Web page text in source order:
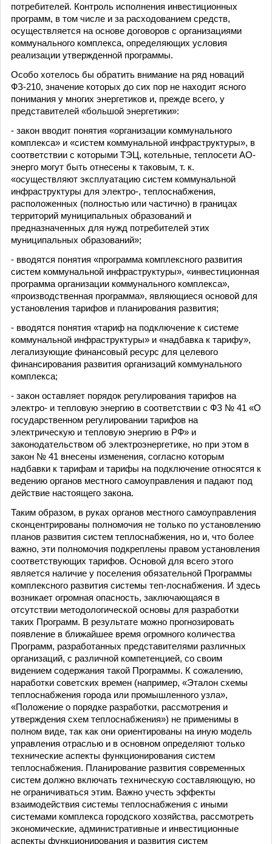
потребителей. Контроль исполнения инвестиционных
программ, в том числе и за расходованием средств,
осуществляется на основе договоров с организациями
коммунального комплекса, определяющих условия
реализации утвержденной программы.
Особо хотелось бы обратить внимание на ряд новаций
ФЗ-210, значение которых до сих пор не находит ясного
понимания у многих энергетиков и, прежде всего, у
представителей «большой энергетики»:
- закон вводит понятия «организации коммунального
комплекса» и «систем коммунальной инфраструктуры», в
соответствии с которыми ТЭЦ, котельные, теплосети АО-
энерго могут быть отнесены к таковым, т. к.
«осуществляют эксплуатацию систем коммунальной
инфраструктуры для электро-, теплоснабжения,
расположенных (полностью или частично) в границах
территорий муниципальных образований и
предназначенных для нужд потребителей этих
муниципальных образований»;
- вводятся понятия «программа комплексного развития
систем коммунальной инфраструктуры», «инвестиционная
программа организации коммунального комплекса»,
«производственная программа», являющиеся основой для
установления тарифов и планирования развития;
- вводятся понятия «тариф на подключение к системе
коммунальной инфраструктуры» и «надбавка к тарифу»,
легализующие финансовый ресурс для целевого
финансирования развития организаций коммунального
комплекса;
- закон оставляет порядок регулирования тарифов на
электро- и тепловую энергию в соответствии с ФЗ № 41 «О
государственном регулировании тарифов на
электрическую и тепловую энергию в РФ» и
законодательством об электроэнергетике, но при этом в
закон № 41 внесены изменения, согласно которым
надбавки к тарифам и тарифы на подключение относятся к
ведению органов местного самоуправления и падают под
действие настоящего закона.
Таким образом, в руках органов местного самоуправления
сконцентрированы полномочия не только по установлению
планов развития систем теплоснабжения, но и, что более
важно, эти полномочия подкреплены правом установления
соответствующих тарифов. Основой для всего этого
является наличие у поселения обязательной Программы
комплексного развития системы теп-лоснабжения. И здесь
возникает огромная опасность, заключающаяся в
отсутствии методологической основы для разработки
таких Программ. В результате можно прогнозировать
появление в ближайшее время огромного количества
Программ, разработанных представителями различных
организаций, с различной компетенцией, со своим
видением содержания такой Программы. К сожалению,
наработки советских времен (например, «Эталон схемы
теплоснабжения города или промышленного узла»,
«Положение о порядке разработки, рассмотрения и
утверждения схем теплоснабжения») не применимы в
полном виде, так как они ориентированы на иную модель
управления отраслью и в основном определяют только
технические аспекты функционирования систем
теплоснабжения. Планирование развития современных
систем должно включать техническую составляющую, но
не ограничиваться этим. Важно учесть эффекты
взаимодействия системы теплоснабжения с иными
системами комплекса городского хозяйства, рассмотреть
экономические, административные и инвестиционные
аспекты функционирования и развития систем